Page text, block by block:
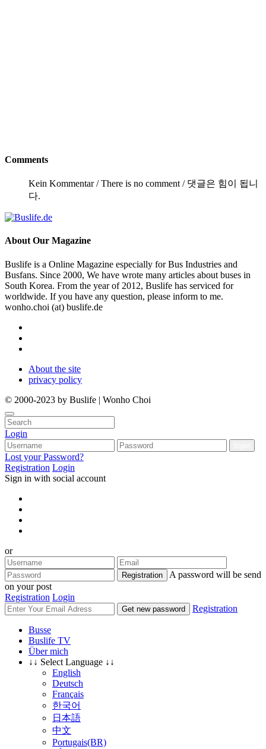
Comments
Kein Kommentar / There is no comment / 댓글은 힘이 됩니
다.
About Our Magazine
Buslife is a Online Magazine especially for Bus Industries and
Busfans. Since 2000, We have wrote many articles about buses in
South Korea. From the year of 2012, Buslife has serviced for
worldwide. If you have any question, please inform to me.
wonho.choi (at) buslife.de
About the site
privacy policy
© 2000-2023 by Buslife | Wonho Choi
Login
Lost your Password?
Registration Login
Sign in with social account
or
Registration
A password will be send
on your post
Registration Login
Get new password Registration
Busse
Buslife TV
Über mich
↓↓ Select Language ↓↓
English
Deutsch
Français
한국어
日本語
中文
Portugais(BR)